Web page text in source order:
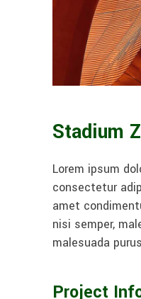
Stadium
Lorem ipsum
consectetur
amet
nisi semper,
malesuada
Project